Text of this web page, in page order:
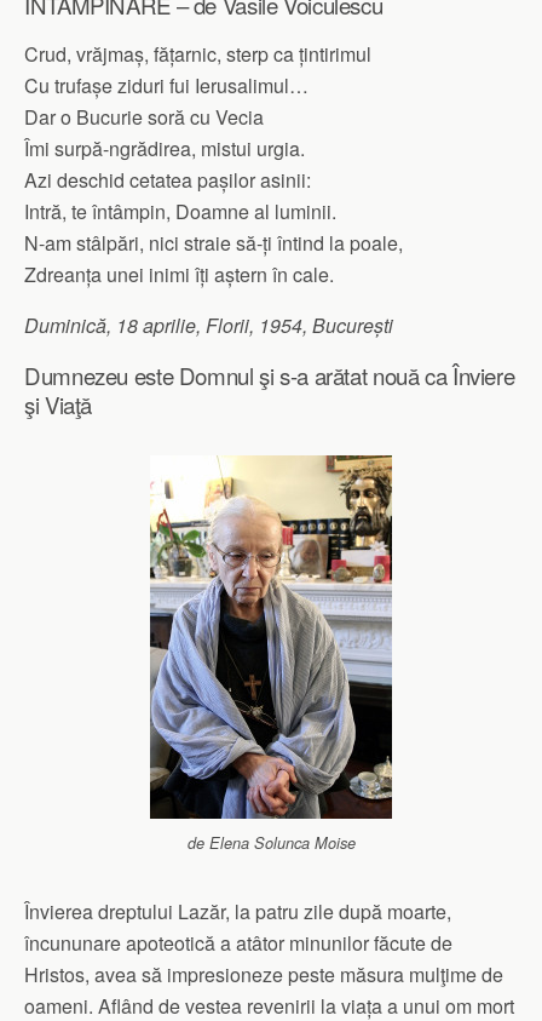
Crud, vrăjmaș, fățarnic, sterp ca țintirimul
Cu trufașe ziduri fui Ierusalimul…
Dar o Bucurie soră cu Vecia
Îmi surpă-ngrădirea, mistui urgia.
Azi deschid cetatea pașilor asinii:
Intră, te întâmpin, Doamne al luminii.
N-am stâlpări, nici straie să-ți întind la poale,
Zdreanța unei inimi îți aștern în cale.
Duminică, 18 aprilie, Florii, 1954, București
Dumnezeu este Domnul şi s-a arătat nouă ca Înviere
şi Viaţă
de Elena Solunca Moise
Învierea dreptului Lazăr, la patru zile după moarte,
încununare apoteotică a atâtor minunilor făcute de
Hristos, avea să impresioneze peste măsura mulţime de
oameni. Aflând de vestea revenirii la viața a unui om mort